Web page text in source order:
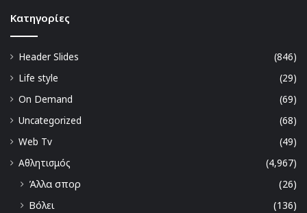
Kατηγορίες
Header Slides
(846)
Life style
(29)
On Demand
(69)
Uncategorized
(68)
Web Tv
(49)
Αθλητισμός
(4,967)
Άλλα σπορ
(26)
Βόλει
(136)